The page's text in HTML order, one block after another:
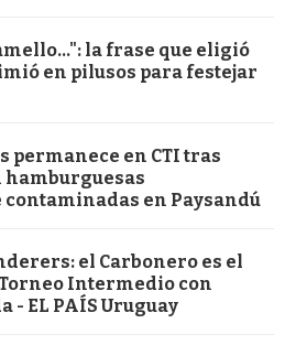
la frase que eligió
en pilusos para festejar
permanece en CTI tras
en Paysandú
el Carbonero es el
Intermedio con
- EL PAÍS Uruguay